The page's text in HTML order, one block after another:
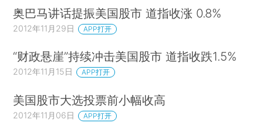
奥巴马讲话提振美国股市 道指收涨 0.8%
2012年11月29日 APP打开
“财政悬崖”持续冲击美国股市 道指收跌1.5%
2012年11月15日 APP打开
美国股市大选投票前小幅收高
2012年11月06日 APP打开